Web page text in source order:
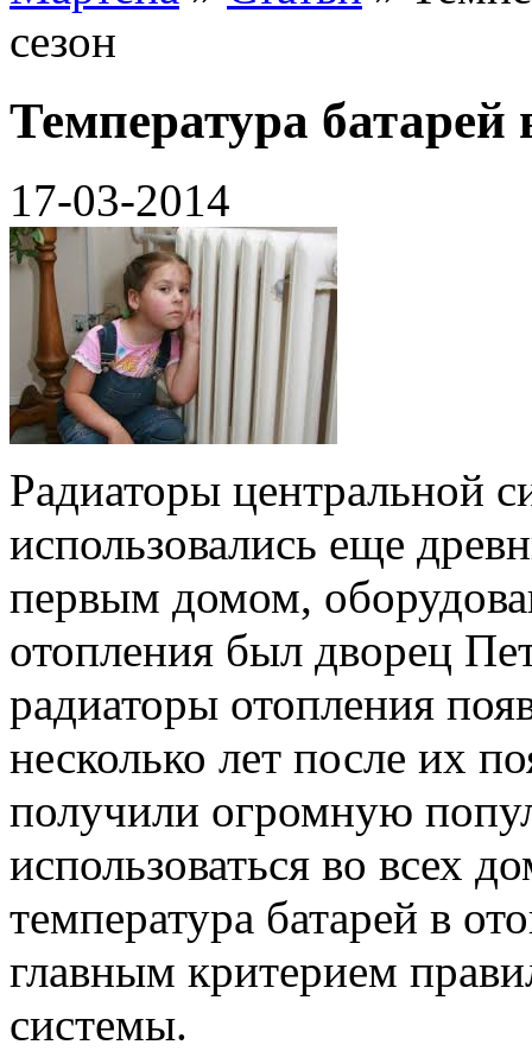
сезон
Температура батарей
17-03-2014
Радиаторы центральной
использовались еще
первым домом,
отопления был дворец
радиаторы отопления
несколько лет после их
получили огромную
использоваться во всех
температура батарей в
главным критерием
системы.